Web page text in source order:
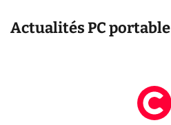
ActualitésPC portable